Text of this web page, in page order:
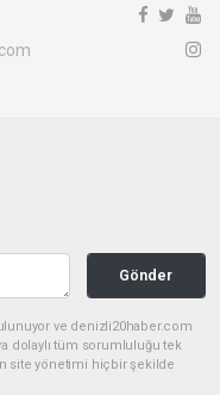
Gönder
ve denizli20haber.com
dolaylı tüm sorumluluğu tek
site yönetimi hiçbir şekilde